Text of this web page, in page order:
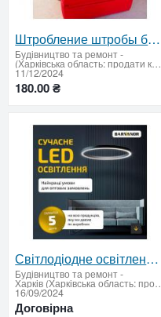
Штробление штробы без пыли Харьков. Услуги электрика
Будівництво та ремонт-
(Харківська область: продати купити)
11/12/2024
180.00 ₴
Світлодіодне освітлення оптом від виробника
Будівництво та ремонт-
Харків
16/09/2024
Договірна